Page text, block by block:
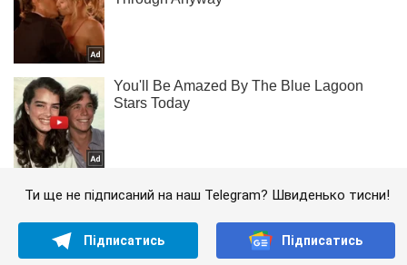
Ти ще не підписаний на наш Telegram? Швиденько тисни!
Підписатись Підписатись